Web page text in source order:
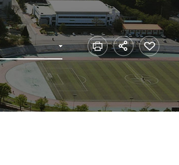
현황·통계
주요전화번호
MOU 현황
재정현황
부속연구소
학군단
부설병원
법인·기타단체
교내장학금
교외장학금
근로장학금
학자금대출
원주캠퍼스
체육관
안전관리 대학생활 가이드